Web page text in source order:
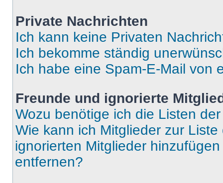
Private Nachrichten
Ich kann keine Privaten
Ich bekomme ständig
Ich habe eine Spam-E-Mail von
Freunde und ignorierte
Wozu benötige ich die Listen
Wie kann ich Mitglieder zur
ignorierten Mitglieder
entfernen?